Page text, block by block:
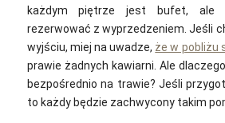
każdym piętrze jest bufet, ale
rezerwować z wyprzedzeniem. Jeśli
wyjściu, miej na uwadze, że w pobliżu
prawie żadnych kawiarni. Ale
bezpośrednio na trawie? Jeśli
to każdy będzie zachwycony takim